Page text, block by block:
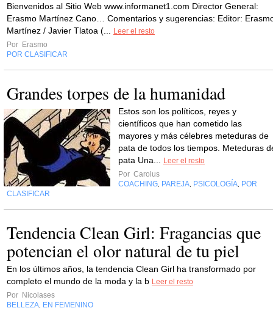
Bienvenidos al Sitio Web www.informanet1.com Director General:
Erasmo Martínez Cano… Comentarios y sugerencias: Editor:
Martínez / Javier Tlatoa (...
Leer el resto
Por Erasmo
POR CLASIFICAR
Grandes torpes de la humanidad
Estos son los políticos, reyes y
científicos que han cometido las
mayores y más célebres meteduras de
pata de todos los tiempos. Meteduras
pata Una...
Leer el resto
Por Carolus
COACHING PAREJA PSICOLOGÍA POR
CLASIFICAR
Tendencia Clean Girl: Fragancias que
potencian el olor natural de tu piel
En los últimos años, la tendencia Clean Girl ha transformado por
completo el mundo de la moda y la b Leer el resto
Por Nicolases
BELLEZA EN FEMENINO